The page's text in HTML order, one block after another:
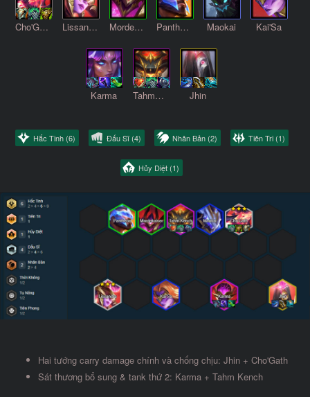
Cho'Gath Lissandra Mordekaiser Pantheon Maokai Kai'Sa
Karma TahmKench Jhin
Hắc Tinh (6) Đấu Sĩ (4) Nhân Bản (2) Tiên Tri (1)
Hủy Diệt (1)
Hai tướng carry damage chính và chống chịu: Jhin + Cho'Gath
Sát thương bổ sung & tank thứ 2: Karma + Tahm Kench